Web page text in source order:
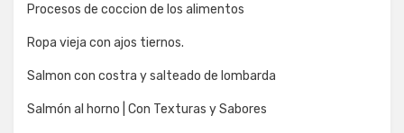
Procesos de coccion de los alimentos
Ropa vieja con ajos tiernos.
Salmon con costra y salteado de lombarda
Salmón al horno | Con Texturas y Sabores